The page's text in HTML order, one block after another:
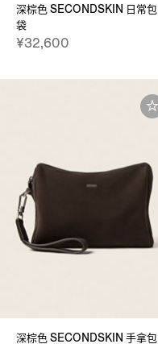
深棕色 SECONDSKIN 日常包
袋
¥32,600
深棕色 SECONDSKIN 手拿包